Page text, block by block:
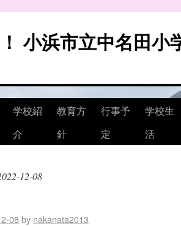
小浜市立中名田小
学校紹
介
教育方
針
行事予
定
学校生
活
12-08
08by nakanata2013